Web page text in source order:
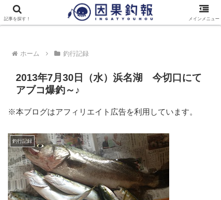
記事を探す！ メインメニュー
トップページ 最新記事一覧 因果釣報について
ホーム 釣行記録
2013年7月30日（水）浜名湖 今切口にて
アブコ爆釣～♪
※本ブログはアフィリエイト広告を利用しています。
釣行記録